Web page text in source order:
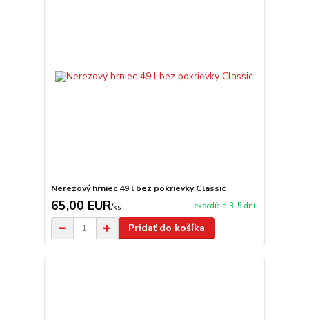
Nerezový hrniec 49 l bez pokrievky Classic
65,00 EUR/ks expedícia 3-5 dní
Pridať do košíka